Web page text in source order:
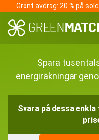
Grönt avdrag: 20 % på
Spara
energiräkningar
Svara på dessa